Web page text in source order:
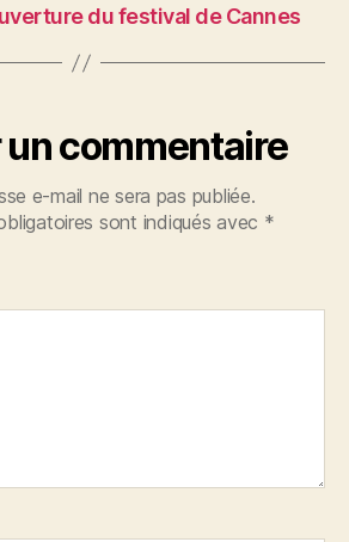
du festival de Cannes
un commentaire
e-mail ne sera pas publiée.
sont indiqués avec *